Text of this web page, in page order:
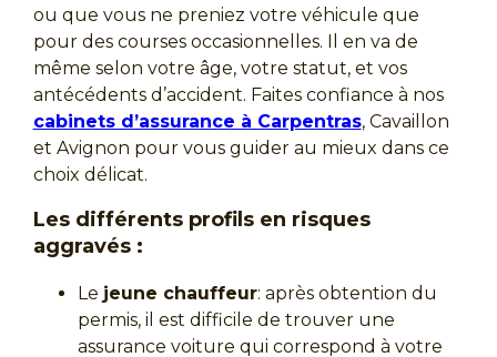
ou que vous ne preniez votre véhicule que
pour des courses occasionnelles. Il en va de
même selon votre âge, votre statut, et vos
antécédents d’accident. Faites confiance à nos
cabinets d’assurance à Carpentras, Cavaillon
et Avignon pour vous guider au mieux dans ce
choix délicat.
Les différents profils en risques
aggravés :
Le jeune chauffeur: après obtention du
permis, il est difficile de trouver une
assurance voiture qui correspond à votre